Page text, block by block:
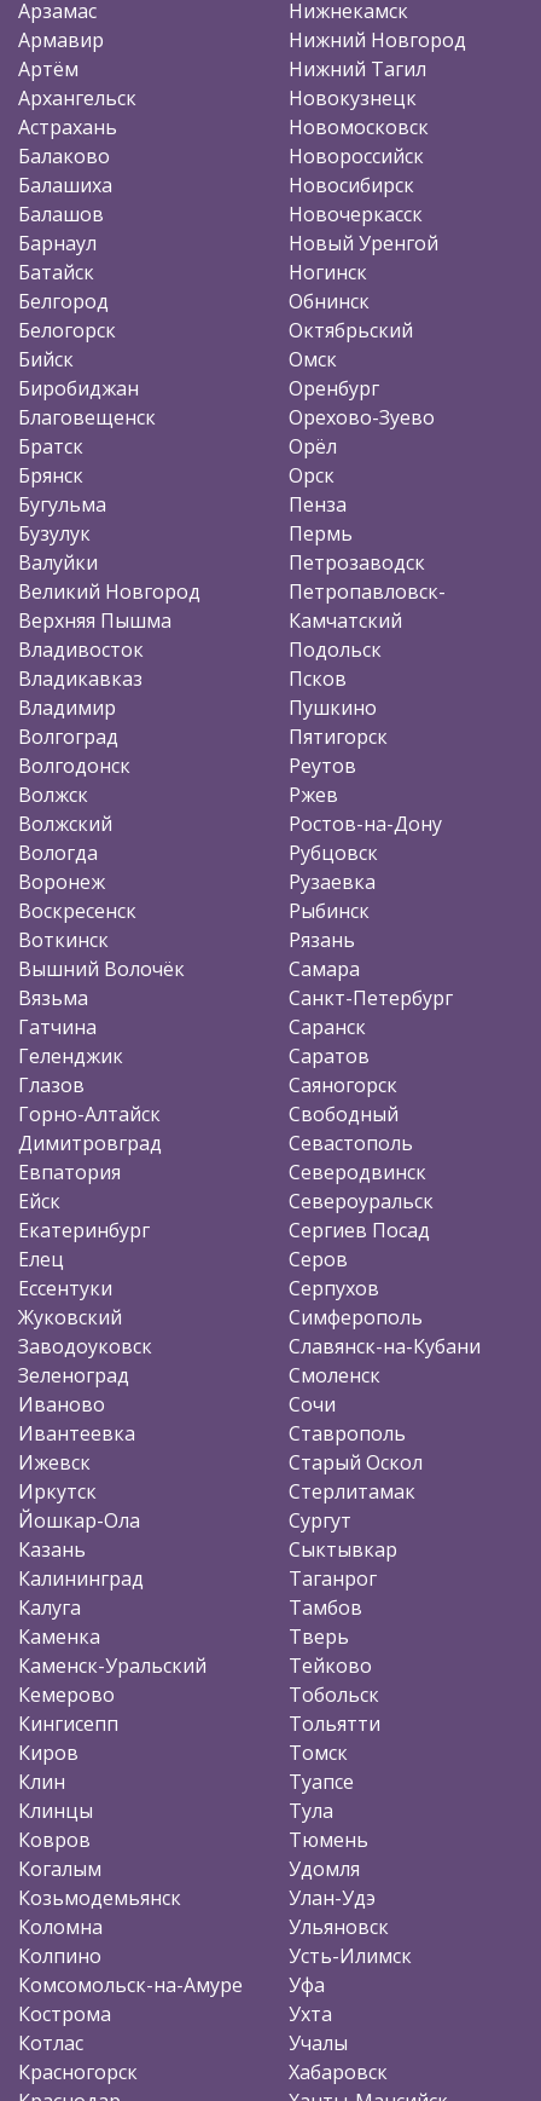
Арзамас
Армавир
Артём
Архангельск
Астрахань
Балаково
Балашиха
Балашов
Барнаул
Батайск
Белгород
Белогорск
Бийск
Биробиджан
Благовещенск
Братск
Брянск
Бугульма
Бузулук
Валуйки
Великий Новгород
Верхняя Пышма
Владивосток
Владикавказ
Владимир
Волгоград
Волгодонск
Волжск
Волжский
Вологда
Воронеж
Воскресенск
Воткинск
Вышний Волочёк
Вязьма
Гатчина
Геленджик
Глазов
Горно-Алтайск
Димитровград
Евпатория
Ейск
Екатеринбург
Елец
Ессентуки
Жуковский
Заводоуковск
Зеленоград
Иваново
Ивантеевка
Ижевск
Иркутск
Йошкар-Ола
Казань
Калининград
Калуга
Каменка
Каменск-Уральский
Кемерово
Кингисепп
Киров
Клин
Клинцы
Ковров
Когалым
Козьмодемьянск
Коломна
Колпино
Комсомольск-на-Амуре
Кострома
Котлас
Красногорск
Нижнекамск
Нижний Новгород
Нижний Тагил
Новокузнецк
Новомосковск
Новороссийск
Новосибирск
Новочеркасск
Новый Уренгой
Ногинск
Обнинск
Октябрьский
Омск
Оренбург
Орехово-Зуево
Орёл
Орск
Пенза
Пермь
Петрозаводск
Петропавловск-
Камчатский
Подольск
Псков
Пушкино
Пятигорск
Реутов
Ржев
Ростов-на-Дону
Рубцовск
Рузаевка
Рыбинск
Рязань
Самара
Санкт-Петербург
Саранск
Саратов
Саяногорск
Свободный
Севастополь
Северодвинск
Североуральск
Сергиев Посад
Серов
Серпухов
Симферополь
Славянск-на-Кубани
Смоленск
Сочи
Ставрополь
Старый Оскол
Стерлитамак
Сургут
Сыктывкар
Таганрог
Тамбов
Тверь
Тейково
Тобольск
Тольятти
Томск
Туапсе
Тула
Тюмень
Удомля
Улан-Удэ
Ульяновск
Усть-Илимск
Уфа
Ухта
Учалы
Хабаровск